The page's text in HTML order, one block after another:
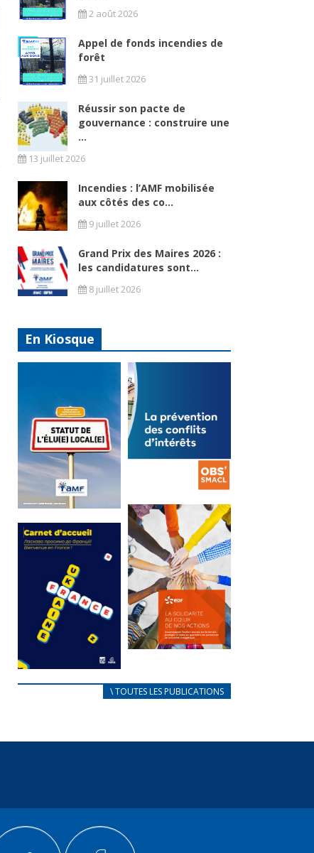
2 août 2026
Appel de fonds incendies de
forêt
31 juillet 2026
Réussir son pacte de
gouvernance : construire une
...
13 juillet 2026
Incendies : l’AMF mobilisée
aux côtés des co...
9 juillet 2026
Grand Prix des Maires 2026 :
les candidatures sont...
8 juillet 2026
En Kiosque
Statut de
l’élu local
Mise à jour avril
2024
FEUILLETER
La
prévention
des conflits
d’intérêts
18 septembre 2023
FEUILLETER
au coeur de
nos actions
en France,...
FEUILLETER
\ TOUTES LES PUBLICATIONS